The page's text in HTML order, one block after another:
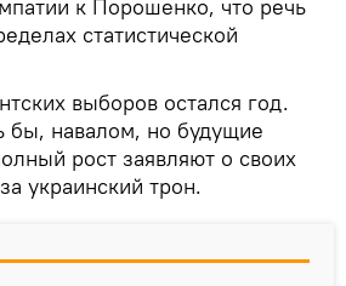
к Порошенко, что речь
статистической
выборов остался год.
бы, навалом, но будущие
рост заявляют о своих
украинский трон.